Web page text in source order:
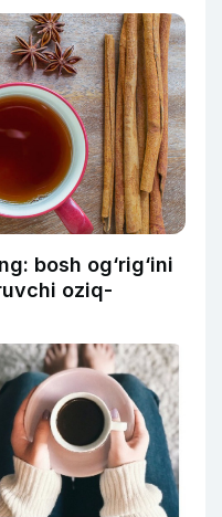
bosh og‘rig‘ini
oziq-